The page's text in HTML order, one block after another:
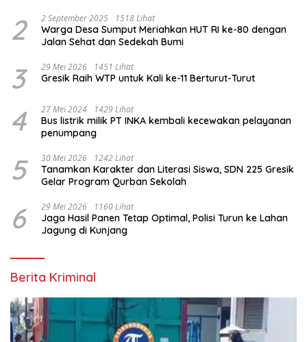
2 2 September 2025 1518 Lihat
Warga Desa Sumput Meriahkan HUT RI ke-80 dengan
Jalan Sehat dan Sedekah Bumi ‎
3 29 Mei 2026 1451 Lihat
Gresik Raih WTP untuk Kali ke-11 Berturut-Turut
4 27 Mei 2024 1429 Lihat
Bus listrik milik PT INKA kembali kecewakan pelayanan
penumpang
5 30 Mei 2026 1242 Lihat
Tanamkan Karakter dan Literasi Siswa, SDN 225 Gresik
Gelar Program Qurban Sekolah
6 29 Mei 2026 1160 Lihat
Jaga Hasil Panen Tetap Optimal, Polisi Turun ke Lahan
Jagung di Kunjang
Berita Kriminal